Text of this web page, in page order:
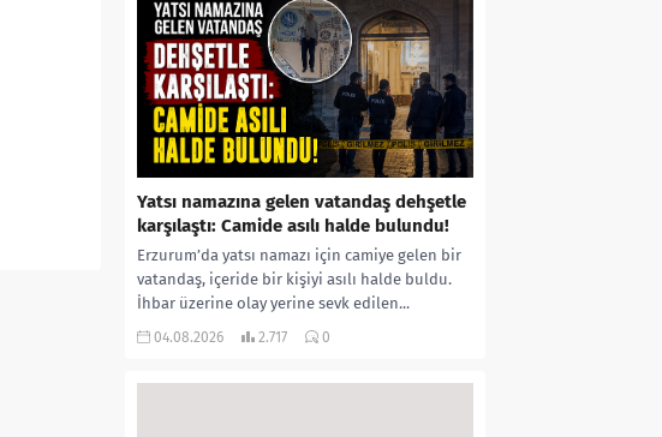
Yatsı namazına gelen vatandaş dehşetle
karşılaştı: Camide asılı halde bulundu!
Erzurum’da yatsı namazı için camiye gelen bir
vatandaş, içeride bir kişiyi asılı halde buldu.
İhbar üzerine olay yerine sevk edilen...
04.08.2026 2.717 0